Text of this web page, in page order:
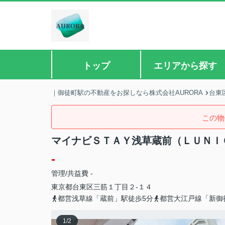
トップ エリアから探す
｜御徒町駅の不動産をお探しなら株式会社AURORA 台東
この
マイナビＳＴＡＹ浅草蔵前（ＬＵＮ
-
管理/共益費 -
東京都台東区三筋 １丁目２-１４
都営浅草線「蔵前」駅徒歩5分
都営大江戸線「新
1/2